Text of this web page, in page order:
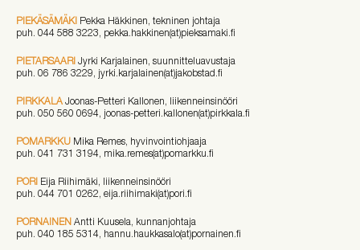
PIEKÄSÄMÄKI Pekka Häkkinen, tekninen johtaja
puh. 044 588 3223, pekka.hakkinen(at)pieksamaki.fi
PIETARSAARI Jyrki Karjalainen, suunnitteluavustaja
puh. 06 786 3229, jyrki.karjalainen(at)jakobstad.fi
PIRKKALA Joonas-Petteri Kallonen, liikenneinsinööri
puh. 050 560 0694, joonas-petteri.kallonen(at)pirkkala.fi
POMARKKU Mika Remes, hyvinvointiohjaaja
puh. 041 731 3194, mika.remes(at)pomarkku.fi
PORI Eija Riihimäki, liikenneinsinööri
puh. 044 701 0262, eija.riihimaki(at)pori.fi
PORNAINEN Antti Kuusela, kunnanjohtaja
puh. 040 185 5314, hannu.haukkasalo(at)pornainen.fi